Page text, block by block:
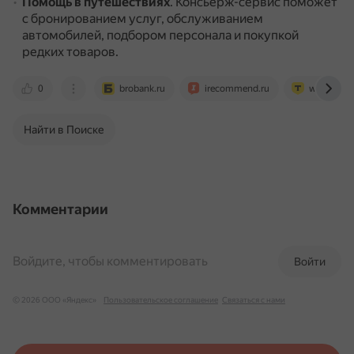
с бронированием услуг, обслуживанием
автомобилей, подбором персонала и покупкой
редких товаров.
0 brobank.ru irecommend.ru
Найти в Поиске
Комментарии
Войти
Войдите, чтобы комментировать
© 2026 ООО «Яндекс» Пользовательское соглашение Связаться с нами